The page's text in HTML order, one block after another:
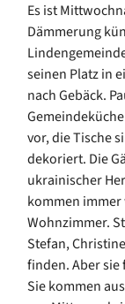
Es ist
Dämmerung
seinen Platz in
nach Gebäck.
vor, die Tische
dekoriert. Die
ukrainischer
kommen
Wohnzimmer.
Stefan,
finden. Aber
Sie kommen